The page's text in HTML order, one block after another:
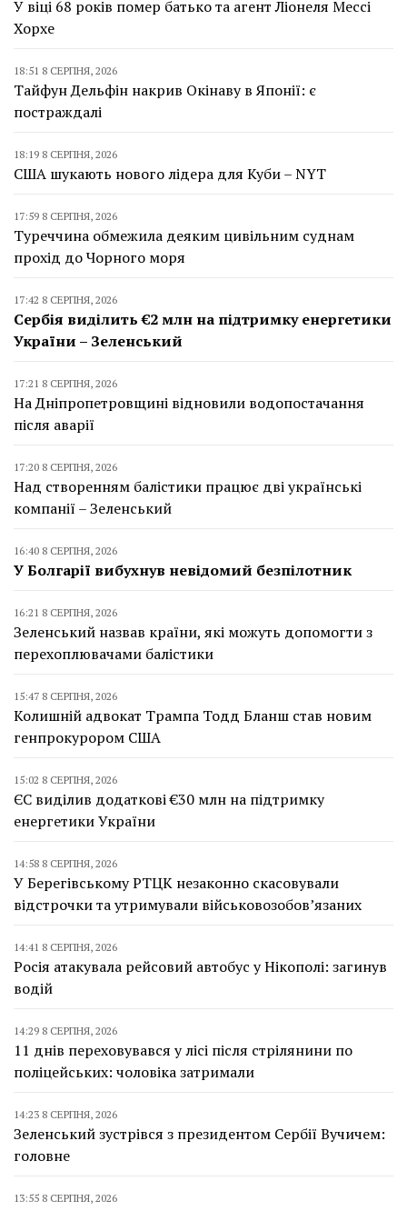
У віці 68 років помер батько та агент Ліонеля Мессі
Хорхе
18:51 8 СЕРПНЯ, 2026
Тайфун Дельфін накрив Окінаву в Японії: є
постраждалі
18:19 8 СЕРПНЯ, 2026
США шукають нового лідера для Куби – NYT
17:59 8 СЕРПНЯ, 2026
Туреччина обмежила деяким цивільним суднам
прохід до Чорного моря
17:42 8 СЕРПНЯ, 2026
Сербія виділить €2 млн на підтримку енергетики
України – Зеленський
17:21 8 СЕРПНЯ, 2026
На Дніпропетровщині відновили водопостачання
після аварії
17:20 8 СЕРПНЯ, 2026
Над створенням балістики працює дві українські
компанії – Зеленський
16:40 8 СЕРПНЯ, 2026
У Болгарії вибухнув невідомий безпілотник
16:21 8 СЕРПНЯ, 2026
Зеленський назвав країни, які можуть допомогти з
перехоплювачами балістики
15:47 8 СЕРПНЯ, 2026
Колишній адвокат Трампа Тодд Бланш став новим
генпрокурором США
15:02 8 СЕРПНЯ, 2026
ЄС виділив додаткові €30 млн на підтримку
енергетики України
14:58 8 СЕРПНЯ, 2026
У Берегівському РТЦК незаконно скасовували
відстрочки та утримували військовозобов’язаних
14:41 8 СЕРПНЯ, 2026
Росія атакувала рейсовий автобус у Нікополі: загинув
водій
14:29 8 СЕРПНЯ, 2026
11 днів переховувався у лісі після стрілянини по
поліцейських: чоловіка затримали
14:23 8 СЕРПНЯ, 2026
Зеленський зустрівся з президентом Сербії Вучичем:
головне
13:55 8 СЕРПНЯ, 2026